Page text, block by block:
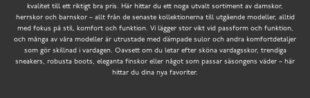
kvalitet till ett riktigt bra pris. Här hittar du ett noga utvalt sortiment av damskor,
herrskor och barnskor – allt från de senaste kollektionerna till utgående modeller, alltid
med fokus på stil, komfort och funktion. Vi lägger stor vikt vid passform och funktion,
och många av våra modeller är utrustade med dämpade sulor och andra komfortdetaljer
som gör skillnad i vardagen. Oavsett om du letar efter sköna vardagsskor, trendiga
sneakers, robusta boots, eleganta finskor eller något som passar säsongens väder – här
hittar du dina nya favoriter.